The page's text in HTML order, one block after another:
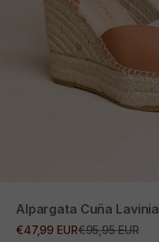
Alpargata Cuña Lavinia
Precio de oferta
€47,99 EURPrecio normal
€95,95 EUR